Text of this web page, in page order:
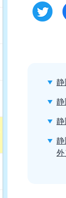
静
静
静
静
外